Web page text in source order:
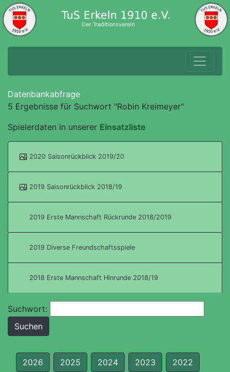
Datenbankabfrage
5 Ergebnisse für Suchwort "Robin Kreimeyer"
Spielerdaten in unserer Einsatzliste
2020 Saisonrückblick 2019/20
2019 Saisonrückblick 2018/19
2019 Erste Mannschaft Rückrunde 2018/2019
2019 Diverse Freundschaftsspiele
2018 Erste Mannschaft Hinrunde 2018/19
Suchwort:
2026 2025 2024 2023 2022